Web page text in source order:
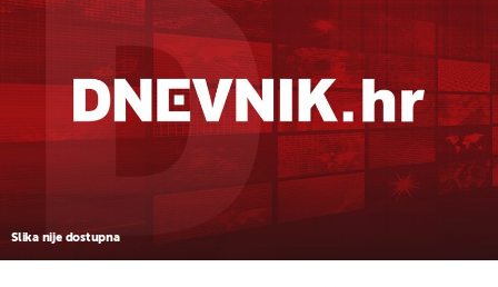
Slika nije dostupna